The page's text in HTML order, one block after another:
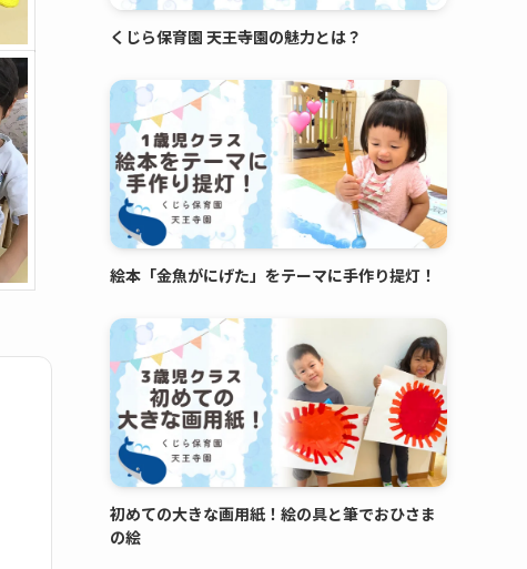
くじら保育園 天王寺園の魅力とは？
絵本「金魚がにげた」をテーマに手作り提灯！
初めての大きな画用紙！絵の具と筆でおひさま
の絵